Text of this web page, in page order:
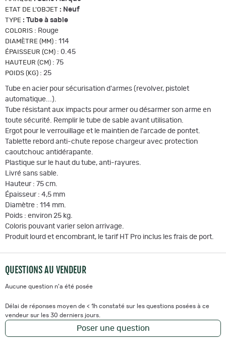
ETAT DE L'OBJET : Neuf
TYPE : Tube à sable
COLORIS : Rouge
DIAMÈTRE (MM) : 114
ÉPAISSEUR (CM) : 0.45
HAUTEUR (CM) : 75
POIDS (KG) : 25
Tube en acier pour sécurisation d'armes (revolver, pistolet
automatique...).
Tube résistant aux impacts pour armer ou désarmer son arme en
toute sécurité. Remplir le tube de sable avant utilisation.
Ergot pour le verrouillage et le maintien de l'arcade de pontet.
Tablette rebord anti-chute repose chargeur avec protection
caoutchouc antidérapante.
Plastique sur le haut du tube, anti-rayures.
Livré sans sable.
Hauteur : 75 cm.
Épaisseur : 4,5 mm
Diamètre : 114 mm.
Poids : environ 25 kg.
Coloris pouvant varier selon arrivage.
Produit lourd et encombrant, le tarif HT Pro inclus les frais de port.
QUESTIONS AU VENDEUR
Aucune question n'a été posée
Délai de réponses moyen de < 1h constaté sur les questions posées à ce
vendeur sur les 30 derniers jours.
Poser une question